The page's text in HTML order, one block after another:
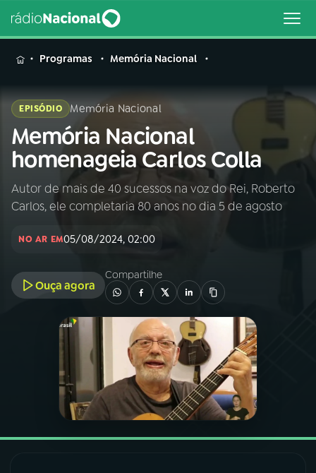
MENU
Buscar
na
Rádio
Nacional
Buscar
AO VIVO
PROGRAMAÇÃO
PROGRAMAS
05PODCASTS
Programas Memória Nacional
EPISÓDIO Memória Nacional
Memória Nacional
homenageia Carlos Colla
Autor de mais de 40 sucessos na voz do Rei, Roberto
Carlos, ele completaria 80 anos no dia 5 de agosto
NO AR EM05/08/2024, 02:00
Ouça agora
Compartilhe